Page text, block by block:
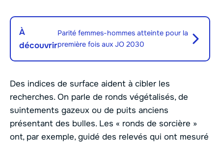
À
découvrir
Parité femmes-hommes atteinte pour la
première fois aux JO 2030
Des indices de surface aident à cibler les
recherches. On parle de ronds végétalisés, de
suintements gazeux ou de puits anciens
présentant des bulles. Les « ronds de sorcière »
ont, par exemple, guidé des relevés qui ont mesuré